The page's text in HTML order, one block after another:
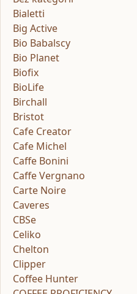
Bialetti
Big Active
Bio Babalscy
Bio Planet
Biofix
BioLife
Birchall
Bristot
Cafe Creator
Cafe Michel
Caffe Bonini
Caffe Vergnano
Carte Noire
Caveres
CBSe
Celiko
Chelton
Clipper
Coffee Hunter